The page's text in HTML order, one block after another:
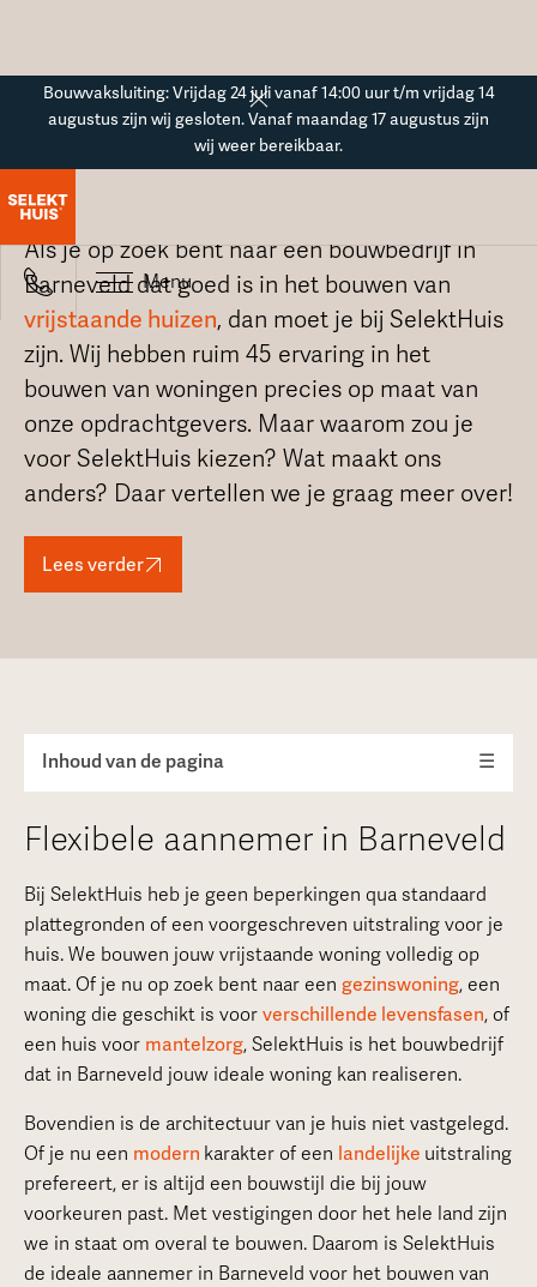
Bouwvaksluiting: Vrijdag 24 juli vanaf 14:00 uur t/m vrijdag 14
augustus zijn wij gesloten. Vanaf maandag 17 augustus zijn
wij weer bereikbaar.
Menu
Bouwbedrijf in Barneveld
Als je op zoek bent naar een bouwbedrijf in
Barneveld dat goed is in het bouwen van
vrijstaande huizen, dan moet je bij SelektHuis
zijn. Wij hebben ruim 45 ervaring in het
bouwen van woningen precies op maat van
onze opdrachtgevers. Maar waarom zou je
voor SelektHuis kiezen? Wat maakt ons
anders? Daar vertellen we je graag meer over!
Lees verder
Inhoud van de pagina ☰
Flexibele aannemer in Barneveld
Bij SelektHuis heb je geen beperkingen qua standaard
plattegronden of een voorgeschreven uitstraling voor je
huis. We bouwen jouw vrijstaande woning volledig op
maat. Of je nu op zoek bent naar een gezinswoning, een
woning die geschikt is voor verschillende levensfasen, of
een huis voor mantelzorg, SelektHuis is het bouwbedrijf
dat in Barneveld jouw ideale woning kan realiseren.
Bovendien is de architectuur van je huis niet vastgelegd.
Of je nu een modern karakter of een landelijke uitstraling
prefereert, er is altijd een bouwstijl die bij jouw
voorkeuren past. Met vestigingen door het hele land zijn
we in staat om overal te bouwen. Daarom is SelektHuis
de ideale aannemer in Barneveld voor het bouwen van